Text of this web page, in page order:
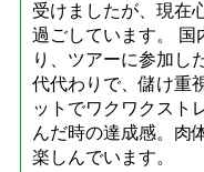
受けましたが、現在
過ごしています。 国
り、ツアーに参加し
代代わりで、儲け重
ットでワクワクスト
んだ時の達成感。肉
楽しんでいます。